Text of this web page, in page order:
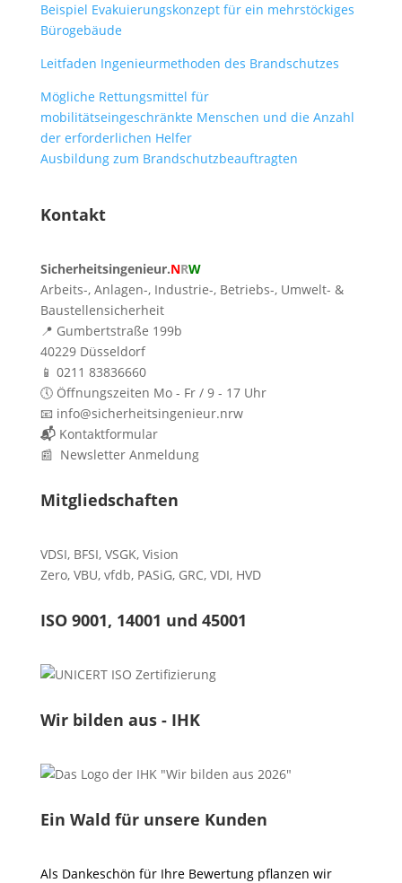
Beispiel Evakuierungskonzept für ein mehrstöckiges
Bürogebäude
Leitfaden Ingenieurmethoden des Brandschutzes
Mögliche Rettungsmittel für
mobilitätseingeschränkte Menschen und die Anzahl
der erforderlichen Helfer
Ausbildung zum Brandschutzbeauftragten
Kontakt
Sicherheitsingenieur.NRW
Arbeits-, Anlagen-, Industrie-, Betriebs-, Umwelt- &
Baustellensicherheit
📍 Gumbertstraße 199b
40229 Düsseldorf
📱 0211 83836660
🕔 Öffnungszeiten Mo - Fr / 9 - 17 Uhr
📧 info@sicherheitsingenieur.nrw
📬 Kontaktformular
📰 Newsletter Anmeldung
Mitgliedschaften
VDSI, BFSI, VSGK, Vision
Zero, VBU, vfdb, PASiG, GRC, VDI, HVD
ISO 9001, 14001 und 45001
Wir bilden aus - IHK
Ein Wald für unsere Kunden
Als Dankeschön für Ihre Bewertung pflanzen wir